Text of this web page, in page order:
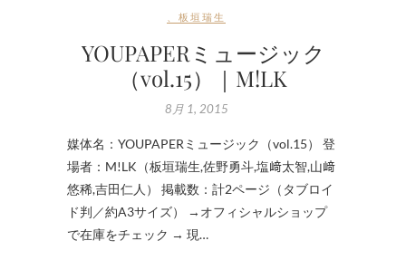
板垣瑞生
YOUPAPERミュージック
（vol.15）｜M!LK
8月 1, 2015
媒体名：YOUPAPERミュージック（vol.15） 登
場者：M!LK（板垣瑞生,佐野勇斗,塩﨑太智,山﨑
悠稀,吉田仁人） 掲載数：計2ページ（タブロイ
ド判／約A3サイズ） →オフィシャルショップ
で在庫をチェック → 現…